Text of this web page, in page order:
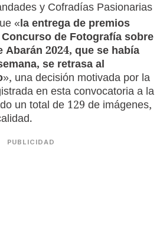
y Cofradías Pasionarias
«la entrega de premios
de Fotografía sobre
Abarán 2024, que se había
se retrasa al
», una decisión motivada por la
en esta convocatoria a la
un total de 129 de imágenes,
PUBLICIDAD